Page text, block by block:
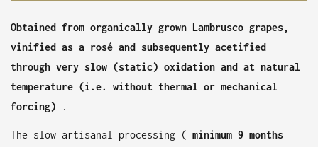
Obtained from organically grown Lambrusco grapes,
vinified as a rosé and subsequently acetified
through very slow (static) oxidation and at natural
temperature (i.e. without thermal or mechanical
forcing) .
The slow artisanal processing ( minimum 9 months